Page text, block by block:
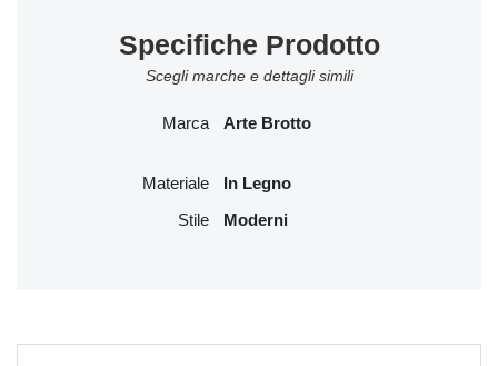
Specifiche Prodotto
Scegli marche e dettagli simili
Marca Arte Brotto
Materiale In Legno
Stile Moderni